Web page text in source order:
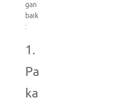
gan
baik
:
1.
Pa
ka